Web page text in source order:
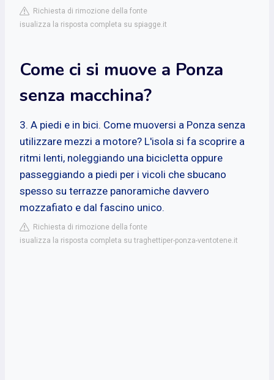
Richiesta di rimozione della fonte
isualizza la risposta completa su spiagge.it
Come ci si muove a Ponza
senza macchina?
3. A piedi e in bici. Come muoversi a Ponza senza
utilizzare mezzi a motore? L'isola si fa scoprire a
ritmi lenti, noleggiando una bicicletta oppure
passeggiando a piedi per i vicoli che sbucano
spesso su terrazze panoramiche davvero
mozzafiato e dal fascino unico.
Richiesta di rimozione della fonte
isualizza la risposta completa su traghettiper-ponza-ventotene.it